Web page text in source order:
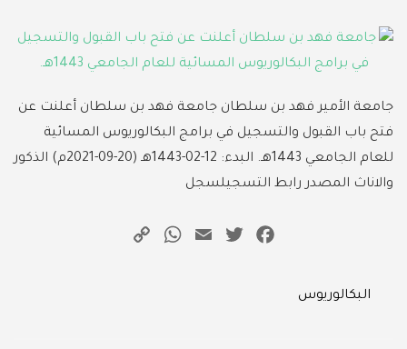
جامعة الأمير فهد بن سلطان جامعة فهد بن سلطان أعلنت عن
فتح باب القبول والتسجيل في برامج البكالوريوس المسائية
للعام الجامعي 1443هـ. البدء: 12-02-1443هـ (20-09-2021م) الذكور
والاناث المصدر رابط التسجيلسجل
Facebook
Twitter
Email
WhatsApp
Categories
البكالوريوس